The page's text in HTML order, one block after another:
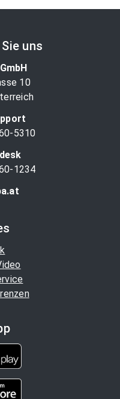
uns
10
5310
1234